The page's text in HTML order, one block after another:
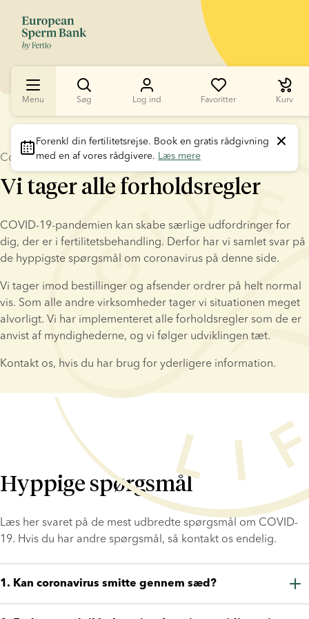
Menu Søg Log ind Favoritter Kurv
Forenkl din fertilitetsrejse. Book en gratis rådgivning
med en af vores rådgivere. Læs mere
Covid-19
Vi tager alle forholdsregler
COVID-19-pandemien kan skabe særlige udfordringer for
dig, der er i fertilitetsbehandling. Derfor har vi samlet svar på
de hyppigste spørgsmål om coronavirus på denne side.
Vi tager imod bestillinger og afsender ordrer på helt normal
vis. Som alle andre virksomheder tager vi situationen meget
alvorligt. Vi har implementeret alle forholdsregler som de er
anvist af myndighederne, og vi følger udviklingen tæt.
Kontakt os, hvis du har brug for yderligere information.
Hyppige spørgsmål
Læs her svaret på de mest udbredte spørgsmål om COVID-
19. Hvis du har andre spørgsmål, så kontakt os endelig.
1. Kan coronavirus smitte gennem sæd?